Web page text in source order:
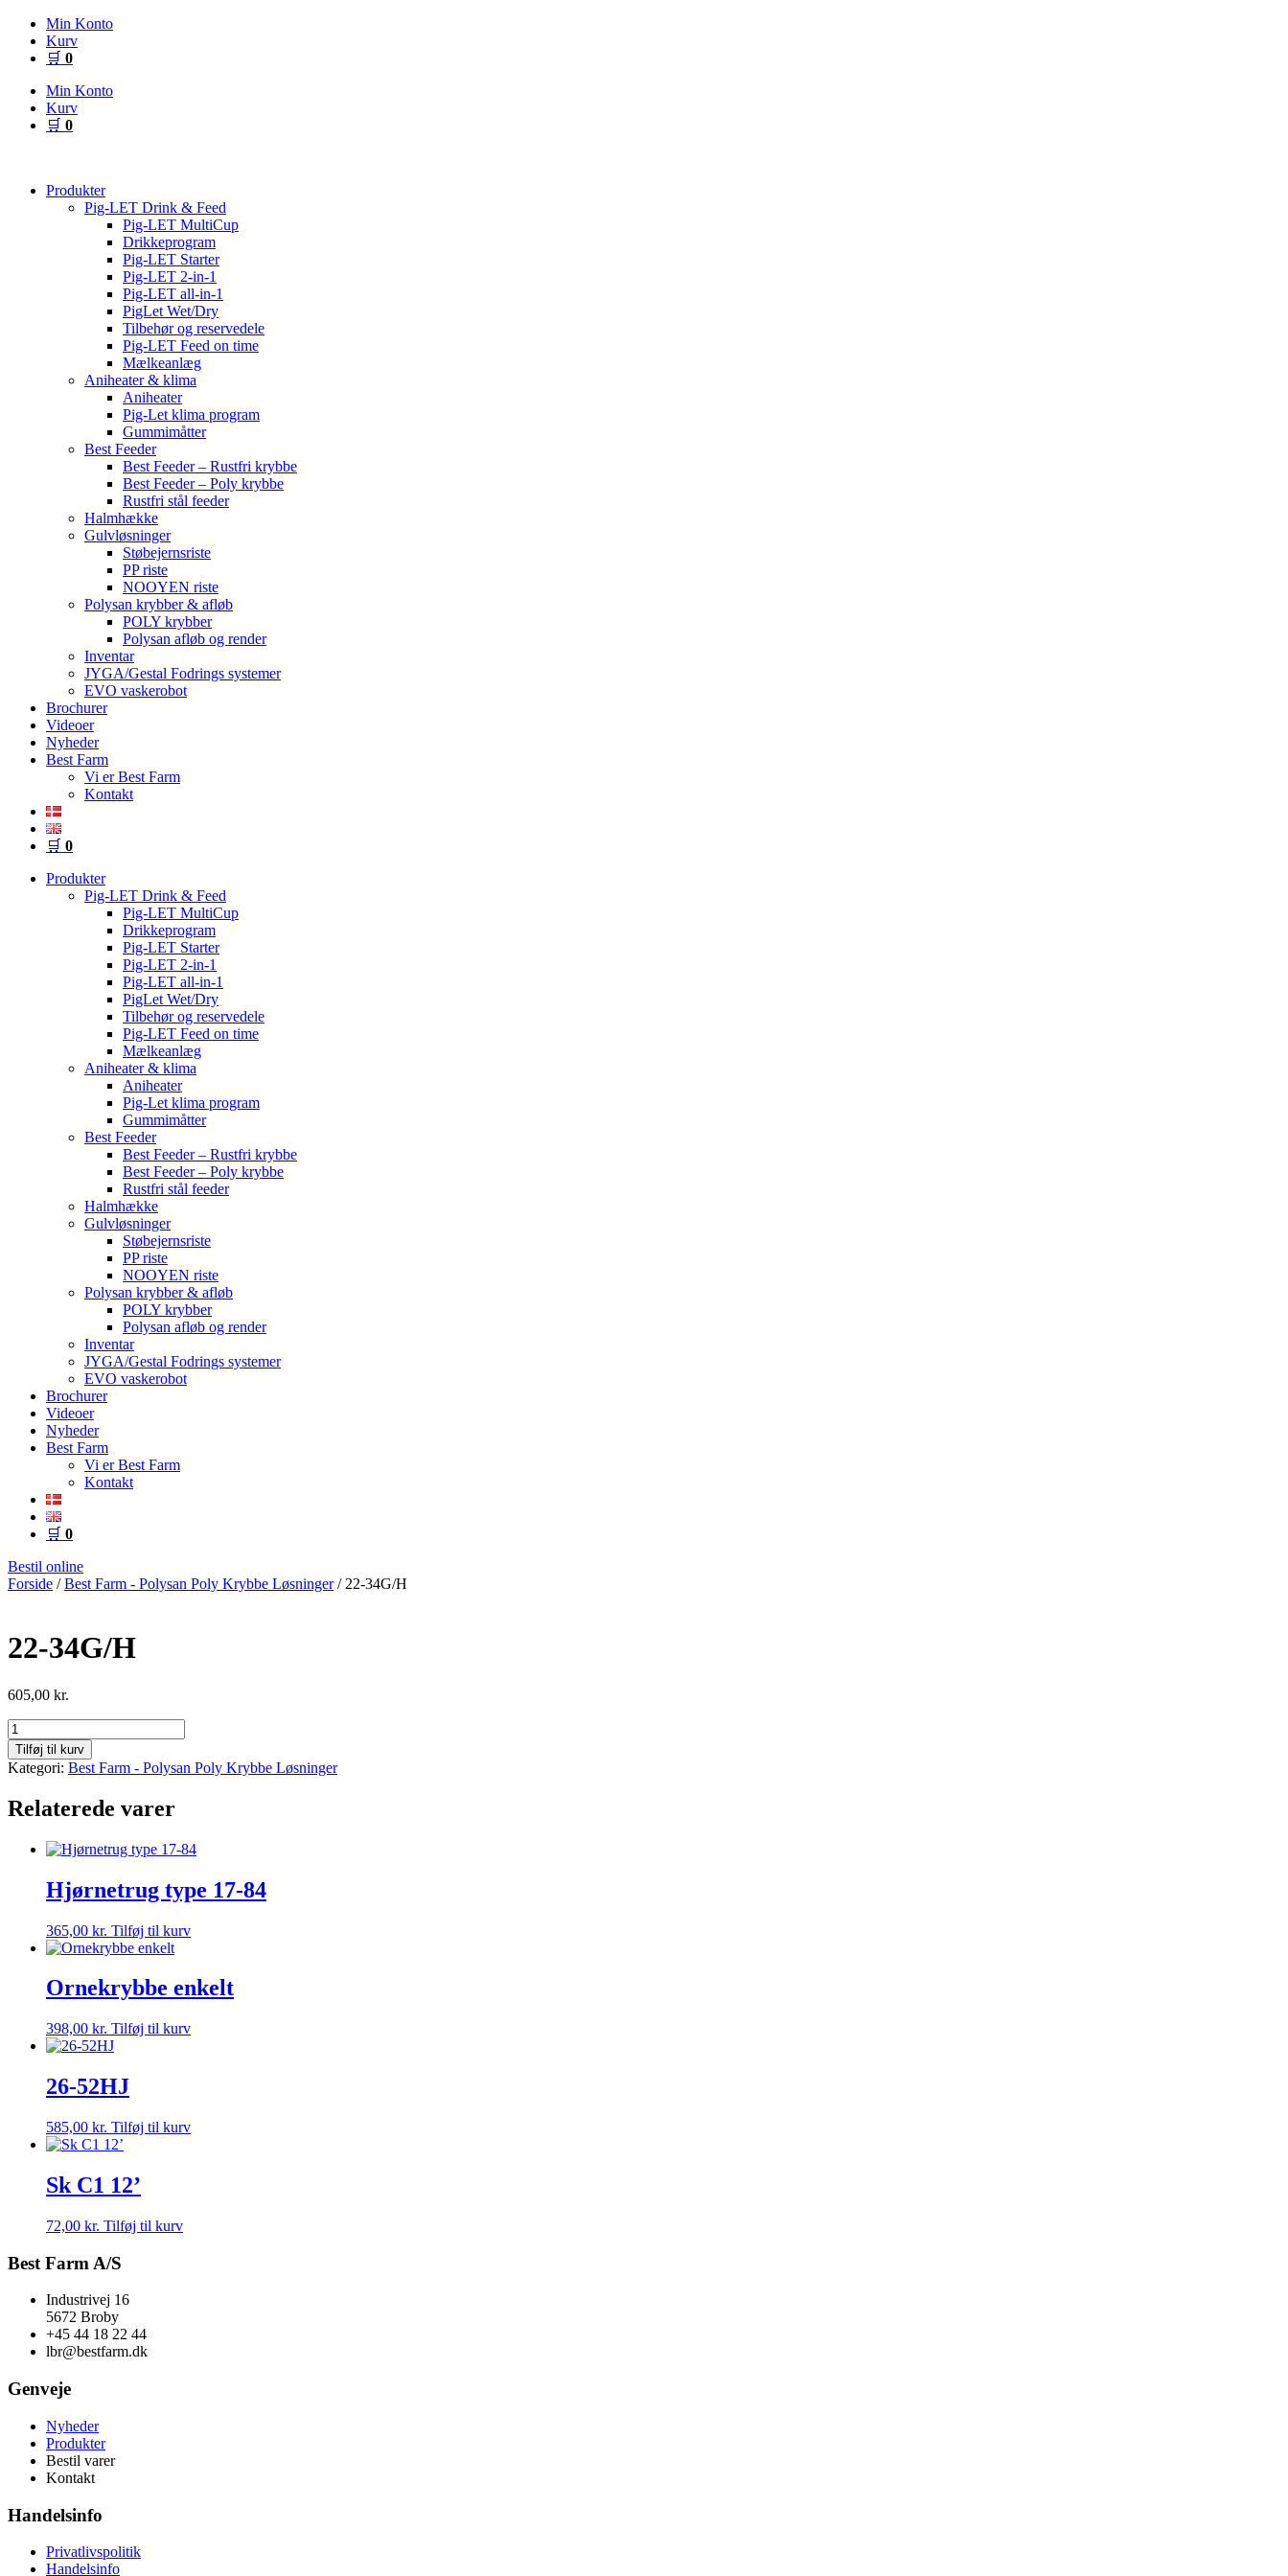
Videre
indhold
Min Konto
Kurv
🛒 0
Min Konto
Kurv
🛒 0
Produkter
Pig-LET Drink & Feed
Pig-LET MultiCup
Drikkeprogram
Pig-LET Starter
Pig-LET 2-in-1
Pig-LET all-in-1
PigLet Wet/Dry
Tilbehør og reservedele
Pig-LET Feed on time
Mælkeanlæg
Aniheater & klima
Aniheater
Pig-Let klima program
Gummimåtter
Best Feeder
Best Feeder – Rustfri krybbe
Best Feeder – Poly krybbe
Rustfri stål feeder
Halmhække
Gulvløsninger
Støbejernsriste
PP riste
NOOYEN riste
Polysan krybber & afløb
POLY krybber
Polysan afløb og render
Inventar
JYGA/Gestal Fodrings systemer
EVO vaskerobot
Brochurer
Videoer
Nyheder
Best Farm
Vi er Best Farm
Kontakt
🛒 0
Produkter
Pig-LET Drink & Feed
Pig-LET MultiCup
Drikkeprogram
Pig-LET Starter
Pig-LET 2-in-1
Pig-LET all-in-1
PigLet Wet/Dry
Tilbehør og reservedele
Pig-LET Feed on time
Mælkeanlæg
Aniheater & klima
Aniheater
Pig-Let klima program
Gummimåtter
Best Feeder
Best Feeder – Rustfri krybbe
Best Feeder – Poly krybbe
Rustfri stål feeder
Halmhække
Gulvløsninger
Støbejernsriste
PP riste
NOOYEN riste
Polysan krybber & afløb
POLY krybber
Polysan afløb og render
Inventar
JYGA/Gestal Fodrings systemer
EVO vaskerobot
Brochurer
Videoer
Nyheder
Best Farm
Vi er Best Farm
Kontakt
🛒 0
Bestil online
Forside /Best Farm - Polysan Poly Krybbe Løsninger/ 22-34G/H
22-34G/H
605,00 kr.
22-
34G/H
antal
Tilføj til kurv
Kategori: Best Farm - Polysan Poly Krybbe Løsninger
Relaterede varer
Hjørnetrug type 17-84
365,00 kr. Tilføj til kurv
Ornekrybbe enkelt
398,00 kr. Tilføj til kurv
26-52HJ
585,00 kr. Tilføj til kurv
Sk C1 12’
72,00 kr. Tilføj til kurv
Best Farm A/S
Industrivej 16
5672 Broby
+45 44 18 22 44
lbr@bestfarm.dk
Genveje
Nyheder
Produkter
Bestil varer
Kontakt
Handelsinfo
Privatlivspolitik
Handelsinfo